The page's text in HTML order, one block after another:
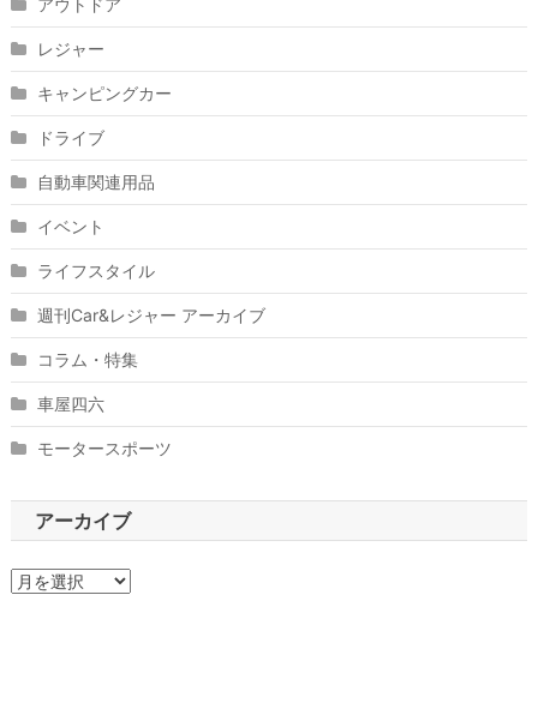
レジャー
キャンピングカー
ドライブ
自動車関連用品
イベント
ライフスタイル
週刊Car&レジャー アーカイブ
コラム・特集
車屋四六
モータースポーツ
アーカイブ
ア